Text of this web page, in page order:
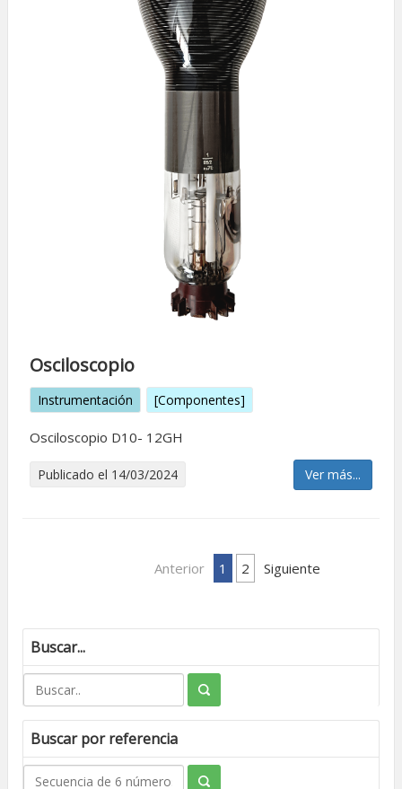
Osciloscopio
Instrumentación [Componentes]
Osciloscopio D10- 12GH
Publicado el 14/03/2024 Ver más...
Anterior 1 2 Siguiente
Buscar...
Buscar por referencia